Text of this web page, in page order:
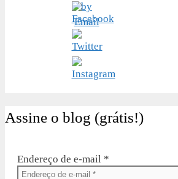
Assine o blog (grátis!)
Endereço de e-mail *